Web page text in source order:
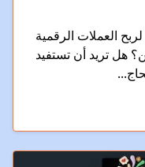
العملات الرقمية
هل تريد أن تستفيد